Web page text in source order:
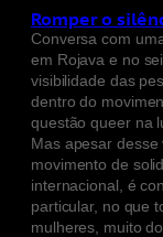
Romper o
Conversa com
em Rojava e no
visibilidade das
dentro do
questão queer na
Mas apesar
movimento de
internacional, é
particular, no que
mulheres, muito